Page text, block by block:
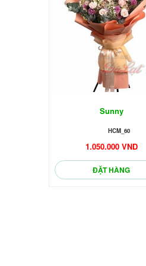
Sunny
HCM_60
1.050.000 VND
ĐẶT HÀNG